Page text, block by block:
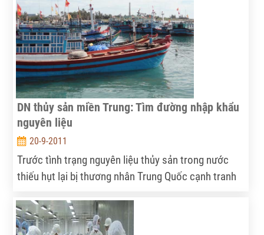
DN thủy sản miền Trung: Tìm đường nhập khẩu
nguyên liệu
20-9-2011
Trước tình trạng nguyên liệu thủy sản trong nước
thiếu hụt lại bị thương nhân Trung Quốc cạnh tranh
chế biến thủy sản đang thiếu nguyên liệu trầm trọng
và biện pháp mà các doanh nghiệp này lựa chọn là